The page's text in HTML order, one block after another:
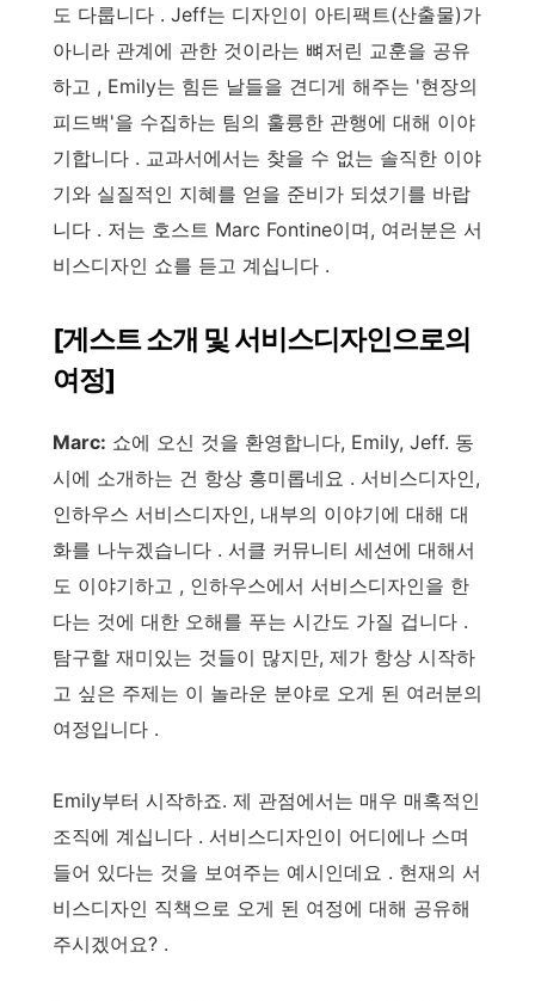
도 다룹니다 . Jeff는 디자인이 아티팩트(산출물)가
아니라 관계에 관한 것이라는 뼈저린 교훈을 공유
하고 , Emily는 힘든 날들을 견디게 해주는 '현장의
피드백'을 수집하는 팀의 훌륭한 관행에 대해 이야
기합니다 . 교과서에서는 찾을 수 없는 솔직한 이야
기와 실질적인 지혜를 얻을 준비가 되셨기를 바랍
니다 . 저는 호스트 Marc Fontine이며, 여러분은 서
비스디자인 쇼를 듣고 계십니다 .
[게스트 소개 및 서비스디자인으로의
여정]
Marc: 쇼에 오신 것을 환영합니다, Emily, Jeff. 동
시에 소개하는 건 항상 흥미롭네요 . 서비스디자인,
인하우스 서비스디자인, 내부의 이야기에 대해 대
화를 나누겠습니다 . 서클 커뮤니티 세션에 대해서
도 이야기하고 , 인하우스에서 서비스디자인을 한
다는 것에 대한 오해를 푸는 시간도 가질 겁니다 .
탐구할 재미있는 것들이 많지만, 제가 항상 시작하
고 싶은 주제는 이 놀라운 분야로 오게 된 여러분의
여정입니다 .
Emily부터 시작하죠. 제 관점에서는 매우 매혹적인
조직에 계십니다 . 서비스디자인이 어디에나 스며
들어 있다는 것을 보여주는 예시인데요 . 현재의 서
비스디자인 직책으로 오게 된 여정에 대해 공유해
주시겠어요? .